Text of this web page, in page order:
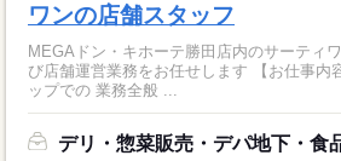
ワンの店舗スタッフ
MEGAドン・キホーテ勝田店内のサーティ
び店舗運営業務をお任せします 【お仕事内容】 アイスクリームショ
ップでの 業務全般 ...
デリ・惣菜販売・デパ地下・食